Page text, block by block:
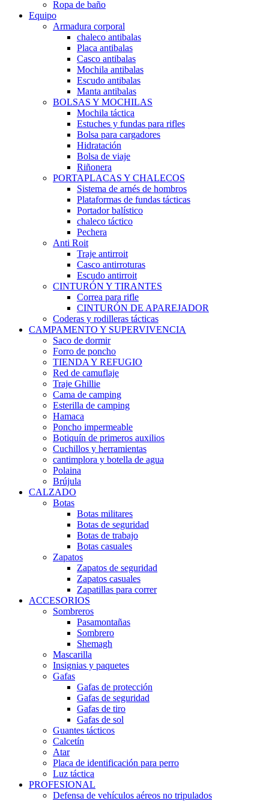
Ropa de baño
Equipo
Armadura corporal
chaleco antibalas
Placa antibalas
Casco antibalas
Mochila antibalas
Escudo antibalas
Manta antibalas
BOLSAS Y MOCHILAS
Mochila táctica
Estuches y fundas para rifles
Bolsa para cargadores
Hidratación
Bolsa de viaje
Riñonera
PORTAPLACAS Y CHALECOS
Sistema de arnés de hombros
Plataformas de fundas tácticas
Portador balístico
chaleco táctico
Pechera
Anti Roit
Traje antirroit
Casco antirroturas
Escudo antirroit
CINTURÓN Y TIRANTES
Correa para rifle
CINTURÓN DE APAREJADOR
Coderas y rodilleras tácticas
CAMPAMENTO Y SUPERVIVENCIA
Saco de dormir
Forro de poncho
TIENDA Y REFUGIO
Red de camuflaje
Traje Ghillie
Cama de camping
Esterilla de camping
Hamaca
Poncho impermeable
Botiquín de primeros auxilios
Cuchillos y herramientas
cantimplora y botella de agua
Polaina
Brújula
CALZADO
Botas
Botas militares
Botas de seguridad
Botas de trabajo
Botas casuales
Zapatos
Zapatos de seguridad
Zapatos casuales
Zapatillas para correr
ACCESORIOS
Sombreros
Pasamontañas
Sombrero
Shemagh
Mascarilla
Insignias y paquetes
Gafas
Gafas de protección
Gafas de seguridad
Gafas de tiro
Gafas de sol
Guantes tácticos
Calcetín
Atar
Placa de identificación para perro
Luz táctica
PROFESIONAL
Defensa de vehículos aéreos no tripulados